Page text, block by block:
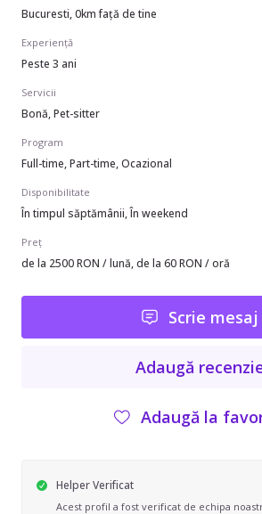
Bucuresti, 0km față de tine
Experiență
Peste 3 ani
Servicii
Bonă, Pet-sitter
Program
Full-time, Part-time, Ocazional
Disponibilitate
În timpul săptămânii, În weekend
Preț
de la 2500 RON / lună, de la 60 RON / oră
Scrie mesaj
Adaugă
Adaugă la
Helper Verificat
Acest profil a fost verificat de echipa